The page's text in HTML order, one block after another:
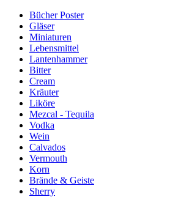
Bücher Poster
Gläser
Miniaturen
Lebensmittel
Lantenhammer
Bitter
Cream
Kräuter
Liköre
Mezcal - Tequila
Vodka
Wein
Calvados
Vermouth
Korn
Brände & Geiste
Sherry